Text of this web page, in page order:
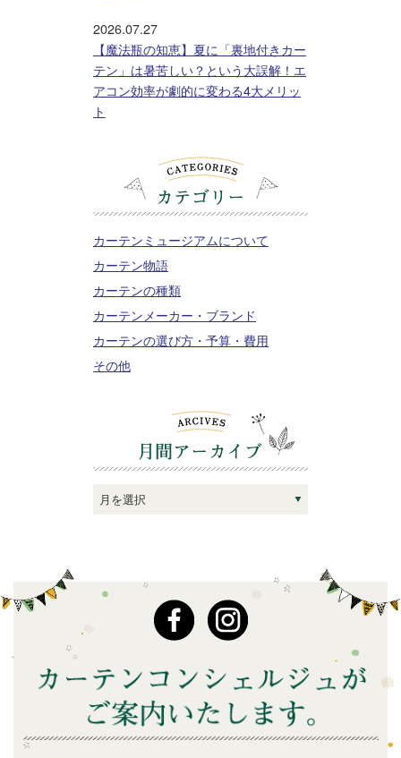
2026.07.27
【魔法瓶の知恵】夏に「裏地付きカー
テン」は暑苦しい？という大誤解！エ
アコン効率が劇的に変わる4大メリッ
ト
カーテンミュージアムについて
カーテン物語
カーテンの種類
カーテンメーカー・ブランド
カーテンの選び方・予算・費用
その他